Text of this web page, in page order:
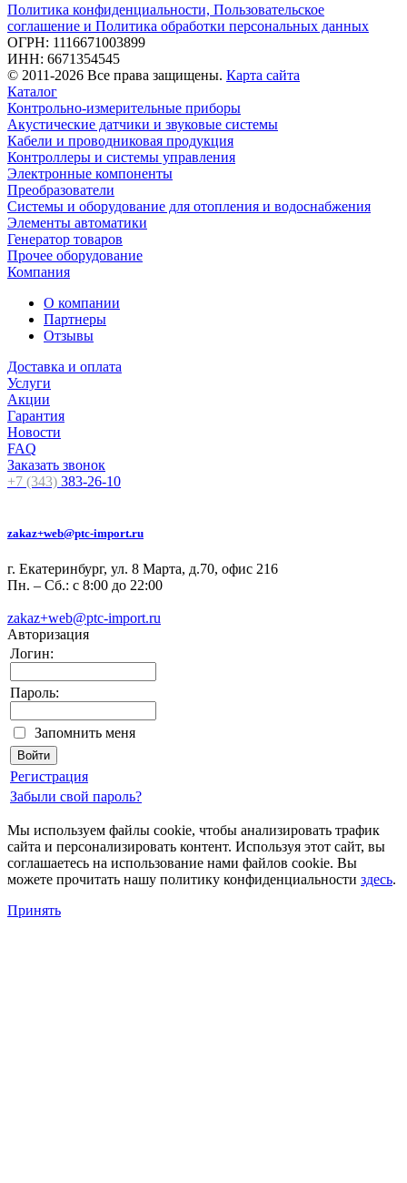
Политика конфиденциальности, Пользовательское
соглашение и Политика обработки персональных данных
ОГРН: 1116671003899
ИНН: 6671354545
© 2011-2026 Все права защищены. Карта сайта
Каталог
Контрольно-измерительные приборы
Акустические датчики и звуковые системы
Кабели и проводниковая продукция
Контроллеры и системы управления
Электронные компоненты
Преобразователи
Системы и оборудование для отопления и водоснабжения
Элементы автоматики
Генератор товаров
Прочее оборудование
Компания
О компании
Партнеры
Отзывы
Доставка и оплата
Услуги
Акции
Гарантия
Новости
FAQ
Заказать звонок
+7 (343) 383-26-10
zakaz+web@ptc-import.ru
г. Екатеринбург, ул. 8 Марта, д.70, офис 216
Пн. – Сб.: с 8:00 до 22:00
zakaz+web@ptc-import.ru
Авторизация
Логин:
Пароль:
Запомнить меня
Регистрация
Забыли свой пароль?
Мы используем файлы cookie, чтобы анализировать трафик
сайта и персонализировать контент. Используя этот сайт, вы
соглашаетесь на использование нами файлов cookie. Вы
можете прочитать нашу политику конфиденциальности здесь.
Принять